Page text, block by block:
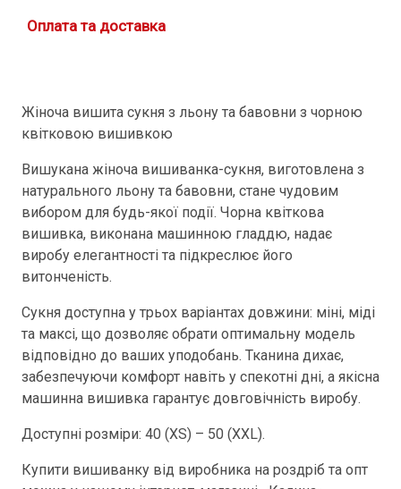
Оплата та доставка
Жіноча вишита сукня з льону та бавовни з чорною
квітковою вишивкою
Вишукана жіноча вишиванка-сукня, виготовлена з
натурального льону та бавовни, стане чудовим
вибором для будь-якої події. Чорна квіткова
вишивка, виконана машинною гладдю, надає
виробу елегантності та підкреслює його
витонченість.
Сукня доступна у трьох варіантах довжини: міні, міді
та максі, що дозволяє обрати оптимальну модель
відповідно до ваших уподобань. Тканина дихає,
забезпечуючи комфорт навіть у спекотні дні, а якісна
машинна вишивка гарантує довговічність виробу.
Доступні розміри: 40 (XS) – 50 (XXL).
Купити вишиванку від виробника на роздріб та опт